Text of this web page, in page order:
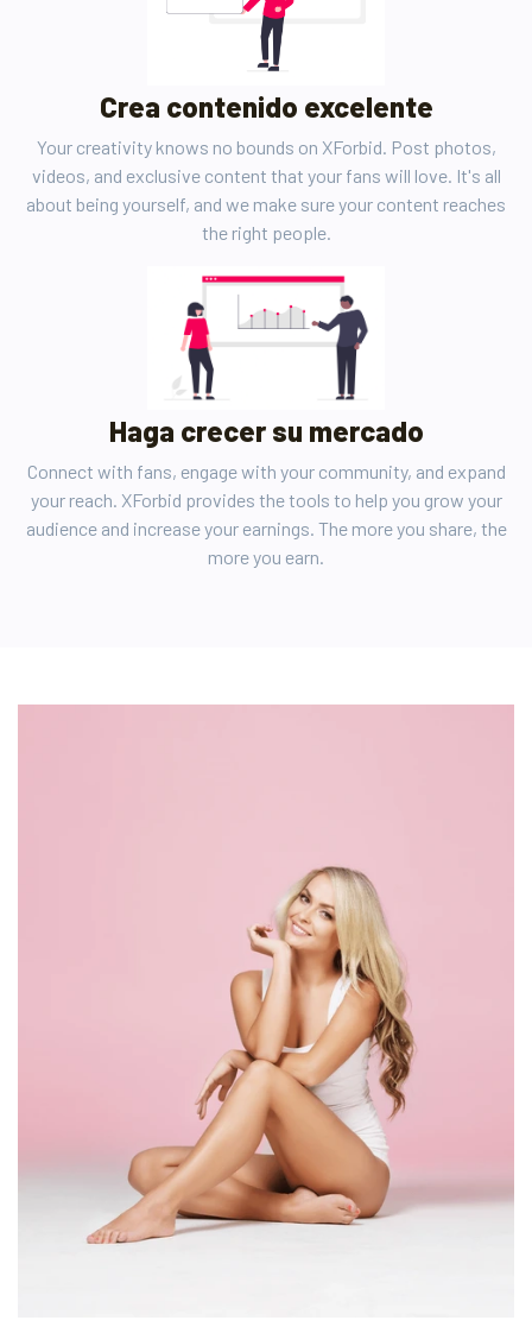
Crea contenido excelente
Your creativity knows no bounds on XForbid. Post photos,
videos, and exclusive content that your fans will love. It's all
about being yourself, and we make sure your content reaches
the right people.
Haga crecer su mercado
Connect with fans, engage with your community, and expand
your reach. XForbid provides the tools to help you grow your
audience and increase your earnings. The more you share, the
more you earn.